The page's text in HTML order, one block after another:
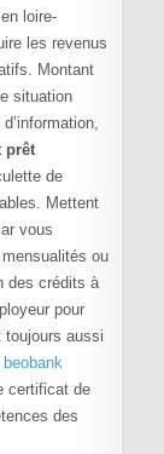
loire-
les revenus
Montant
situation
prêt
de
Mettent
vous
ou
des crédits à
pour
aussi
beobank
certificat de
des